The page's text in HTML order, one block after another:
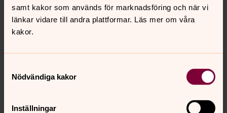
samt kakor som används för marknadsföring och när vi
länkar vidare till andra plattformar. Läs mer om våra
kakor.
Nödvändiga kakor
Inställningar
Senast ändrad 14 september 2021
ostraryd.forsamling@svenskakyrkan.se